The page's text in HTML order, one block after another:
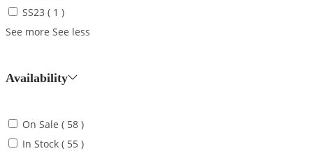
SS23 ( 1 )
See more See less
Availability
On Sale ( 58 )
In Stock ( 55 )